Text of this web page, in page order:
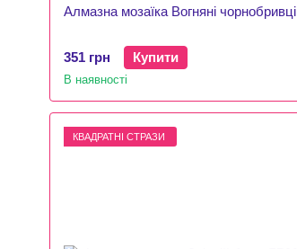
Алмазна мозаїка Вогняні чорнобривці
351 грн Купити
В наявності
КВАДРАТНІ СТРАЗИ